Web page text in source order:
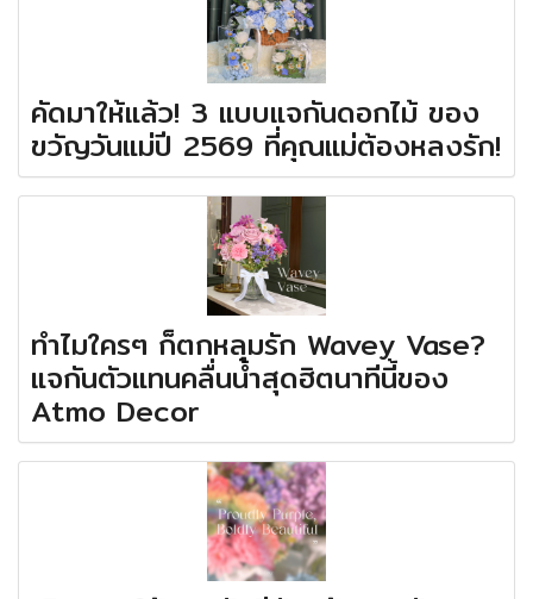
คัดมาให้แล้ว! 3 แบบแจกันดอกไม้ ของ
ขวัญวันแม่ปี 2569 ที่คุณแม่ต้องหลงรัก!
ทำไมใครๆ ก็ตกหลุมรัก Wavey Vase?
แจกันตัวแทนคลื่นน้ำสุดฮิตนาทีนี้ของ
Atmo Decor